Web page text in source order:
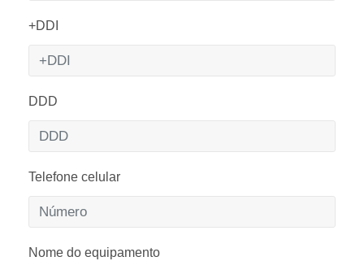
+DDI
DDD
Telefone celular
Nome do equipamento